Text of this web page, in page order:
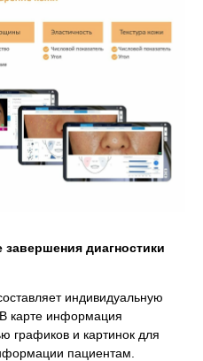
завершения диагностики
индивидуальную
В карте информация
графиков и картинок для
пациентам.